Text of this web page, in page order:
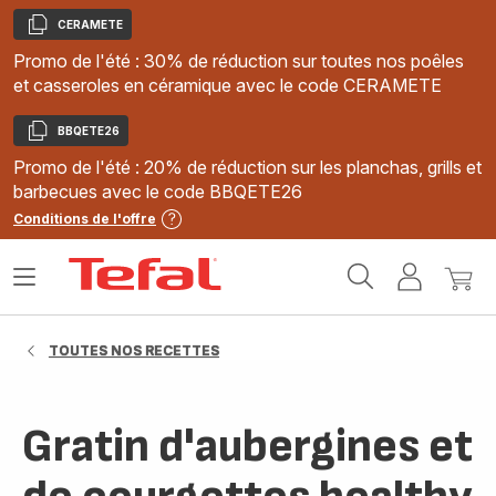
Copier
CERAMETE
Promo de l'été : 30% de réduction sur toutes nos poêles
et casseroles en céramique avec le code CERAMETE
Copier
BBQETE26
Promo de l'été : 20% de réduction sur les planchas, grills et
barbecues avec le code BBQETE26
Conditions de l'offre
MonMon
Ouvrir
TOUTES NOS RECETTES
Gratin d'aubergines et